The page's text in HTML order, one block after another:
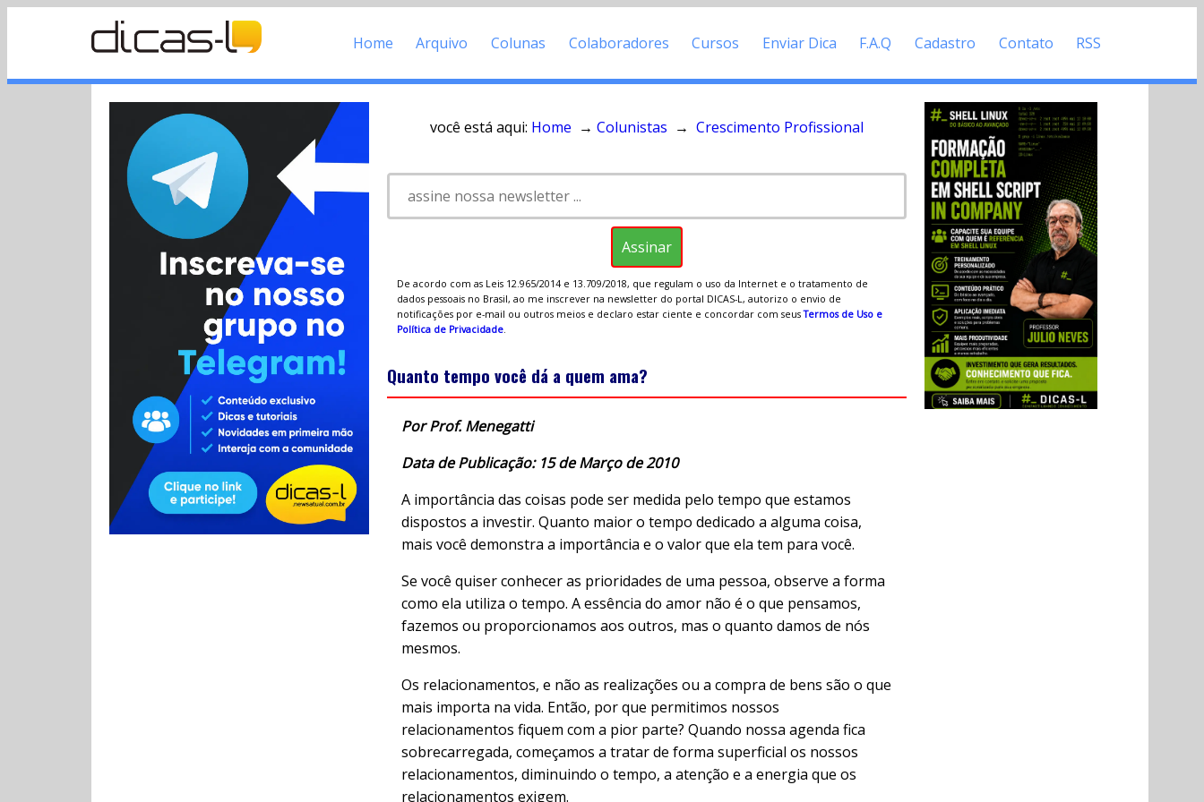
Home Arquivo Colunas Colaboradores Cursos Enviar Dica F.A.Q Cadastro Contato RSS
você está aqui: Home → Colunistas → Crescimento Profissional
De acordo com as Leis 12.965/2014 e 13.709/2018, que regulam o uso da Internet e o tratamento de
dados pessoais no Brasil, ao me inscrever na newsletter do portal DICAS-L, autorizo o envio de
notificações por e-mail ou outros meios e declaro estar ciente e concordar com seusTermos de Uso e
Política de Privacidade.
Quanto tempo você dá a quem ama?
Por Prof. Menegatti
Data de Publicação: 15 de Março de 2010
A importância das coisas pode ser medida pelo tempo que estamos
dispostos a investir. Quanto maior o tempo dedicado a alguma coisa,
mais você demonstra a importância e o valor que ela tem para você.
Se você quiser conhecer as prioridades de uma pessoa, observe a forma
como ela utiliza o tempo. A essência do amor não é o que pensamos,
fazemos ou proporcionamos aos outros, mas o quanto damos de nós
mesmos.
Os relacionamentos, e não as realizações ou a compra de bens são o que
mais importa na vida. Então, por que permitimos nossos
relacionamentos fiquem com a pior parte? Quando nossa agenda fica
sobrecarregada, começamos a tratar de forma superficial os nossos
relacionamentos, diminuindo o tempo, a atenção e a energia que os
relacionamentos exigem.